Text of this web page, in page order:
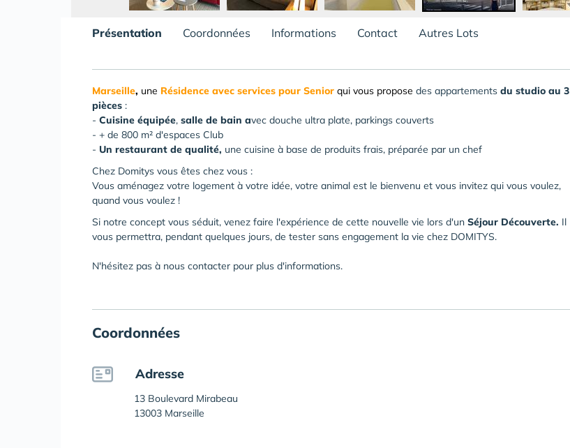
Présentation Coordonnées Informations Contact Autres Lots
Marseille, une Résidence avec services pour Senior qui vous propose des appartements du studio au 3
pièces :
- Cuisine équipée, salle de bain avec douche ultra plate, parkings couverts
- + de 800 m² d'espaces Club
- Un restaurant de qualité, une cuisine à base de produits frais, préparée par un chef
Chez Domitys vous êtes chez vous :
Vous aménagez votre logement à votre idée, votre animal est le bienvenu et vous invitez qui vous voulez,
quand vous voulez !
Si notre concept vous séduit, venez faire l'expérience de cette nouvelle vie lors d'un Séjour Découverte. Il
vous permettra, pendant quelques jours, de tester sans engagement la vie chez DOMITYS.
N'hésitez pas à nous contacter pour plus d'informations.
Coordonnées
Adresse
13 Boulevard Mirabeau
13003 Marseille